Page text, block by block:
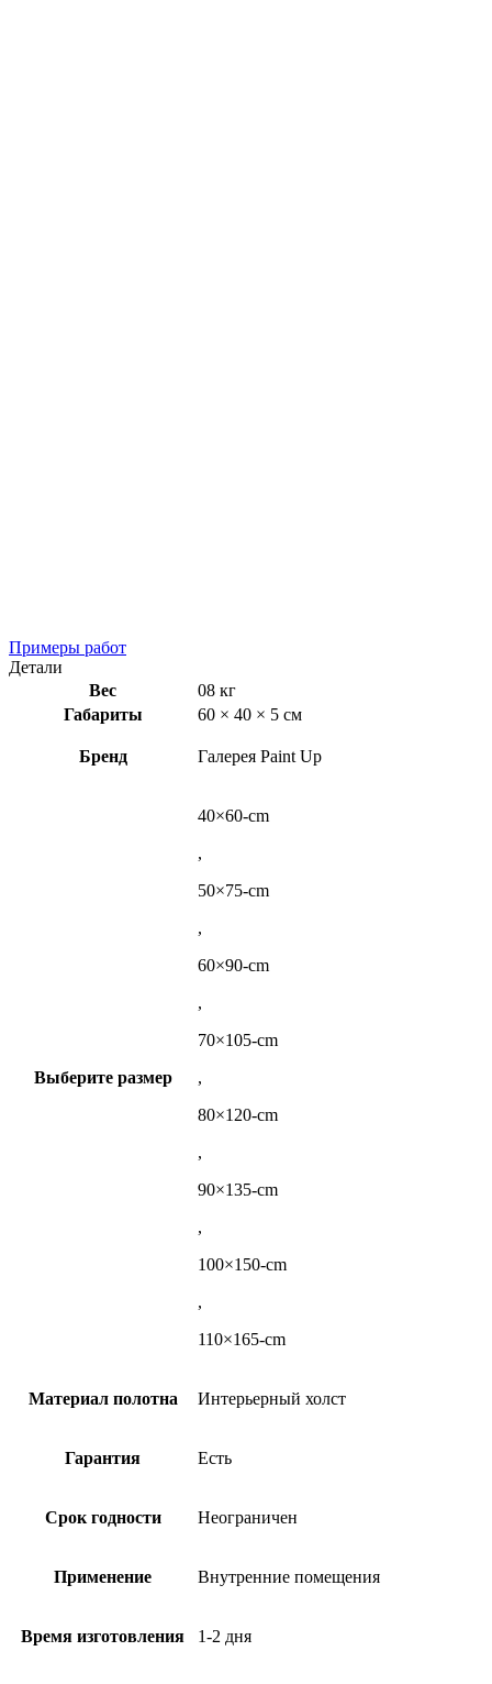
Примеры работ
Детали
Вес
08 кг
Габариты
60 × 40 × 5 см
Бренд Галерея Paint Up
Выберите размер
40×60-cm
,
50×75-cm
,
60×90-cm
,
70×105-cm
,
80×120-cm
,
90×135-cm
,
100×150-cm
,
110×165-cm
Материал полотна Интерьерный холст
Гарантия Есть
Срок годности Неограничен
Применение Внутренние помещения
Время изготовления 1-2 дня